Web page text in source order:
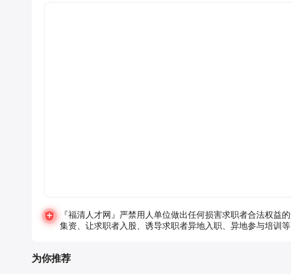
『福清人才网』严禁用人单位做出任何损害求职者合法权
集资、让求职者入股、诱导求职者异地入职、异地参与培训
为你推荐